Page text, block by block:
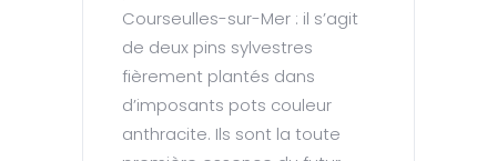
Courseulles-sur-Mer : il s’agit
de deux pins sylvestres
fièrement plantés dans
d’imposants pots couleur
anthracite. Ils sont la toute